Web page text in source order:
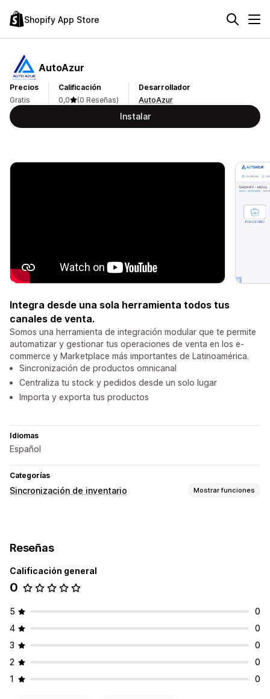
Shopify App Store
AutoAzur
Precios
Gratis
Calificación
0,0
(0 Reseñas)
Desarrollador
AutoAzur
Instalar
Integra desde una sola herramienta todos tus
canales de venta.
Somos una herramienta de integración modular que te permite
automatizar y gestionar tus operaciones de venta en los e-
commerce y Marketplace más importantes de Latinoamérica.
Sincronización de productos omnicanal
Centraliza tu stock y pedidos desde un solo lugar
Importa y exporta tus productos
Idiomas
Español
Categorías
Sincronización de inventario Mostrar funciones
Notificaciones personalizadas
Alertas de inventario
Reseñas
Calificación general
0
5
0
4
0
3
0
2
0
1
0